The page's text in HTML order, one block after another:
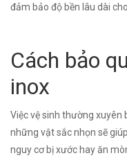
đảm bảo độ bền lâu dài
Cách bảo
inox
Việc vệ sinh thường xuyên
những vật sắc nhọn sẽ
nguy cơ bị xước hay ăn